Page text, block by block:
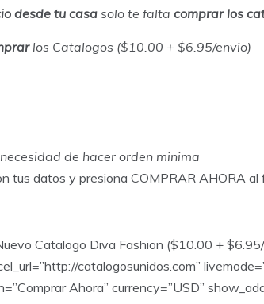
desde tu casasolo te falta comprar los
los Catalogos ($10.00 + $6.95/envio)
de hacer orden minima
tus datos y presiona COMPRAR AHORA al
Catalogo Diva Fashion ($10.00 +
catalogosunidos.com”
Ahora” currency=”USD”